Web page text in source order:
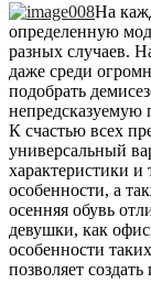
На
определенную
разных случаев.
даже среди
подобрать
непредсказуемую
К счастью всех
универсальный
характеристики
особенности, а
осенняя обувь
девушки, как
особенности
позволяет